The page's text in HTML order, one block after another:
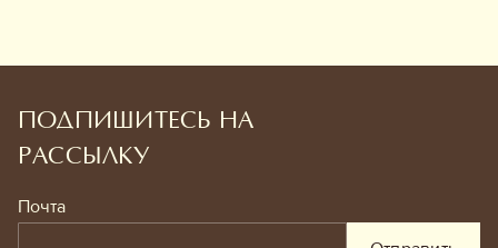
ПОДПИШИТЕСЬ НА
РАССЫЛКУ
Почта